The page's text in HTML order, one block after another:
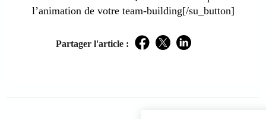
l’animation de votre team-building[/su_button]
Partager l'article : Facebook
TwitterLinkedIn